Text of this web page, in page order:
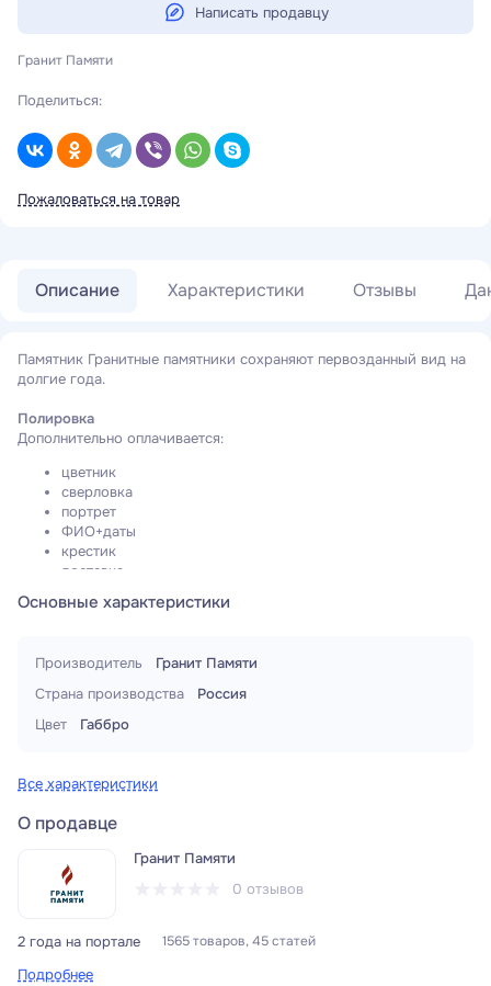
Написать продавцу
Гранит Памяти
Поделиться:
Пожаловаться на товар
Описание Характеристики Отзывы
Памятник Гранитные памятники сохраняют первозданный вид на
долгие года.
Полировка
Дополнительно оплачивается:
цветник
сверловка
портрет
ФИО+даты
крестик
доставка
Основные характеристики
Производитель
Гранит Памяти
Страна производства
Россия
Цвет
Габбро
Все характеристики
О продавце
Гранит Памяти
0 отзывов
2 года на портале 1565 товаров, 45 статей
Подробнее